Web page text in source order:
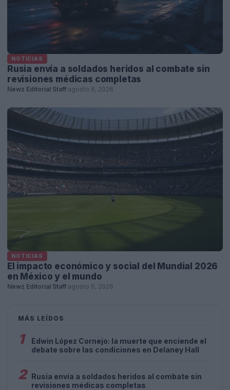
NOTICIAS
Rusia envía a soldados heridos al combate sin
revisiones médicas completas
Newz Editorial Staff agosto 6, 2026
NOTICIAS
El impacto económico y social del Mundial 2026
en México y el mundo
Newz Editorial Staff agosto 6, 2026
MÁS LEÍDOS
1
Edwin López Cornejo: la muerte que enciende el
debate sobre las condiciones en Delaney Hall
2 Rusia envía a soldados heridos al combate sin
revisiones médicas completas